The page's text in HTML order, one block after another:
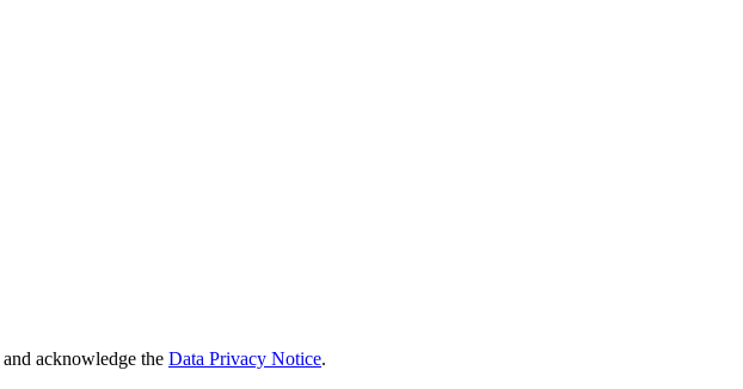
and acknowledge the Data Privacy Notice.